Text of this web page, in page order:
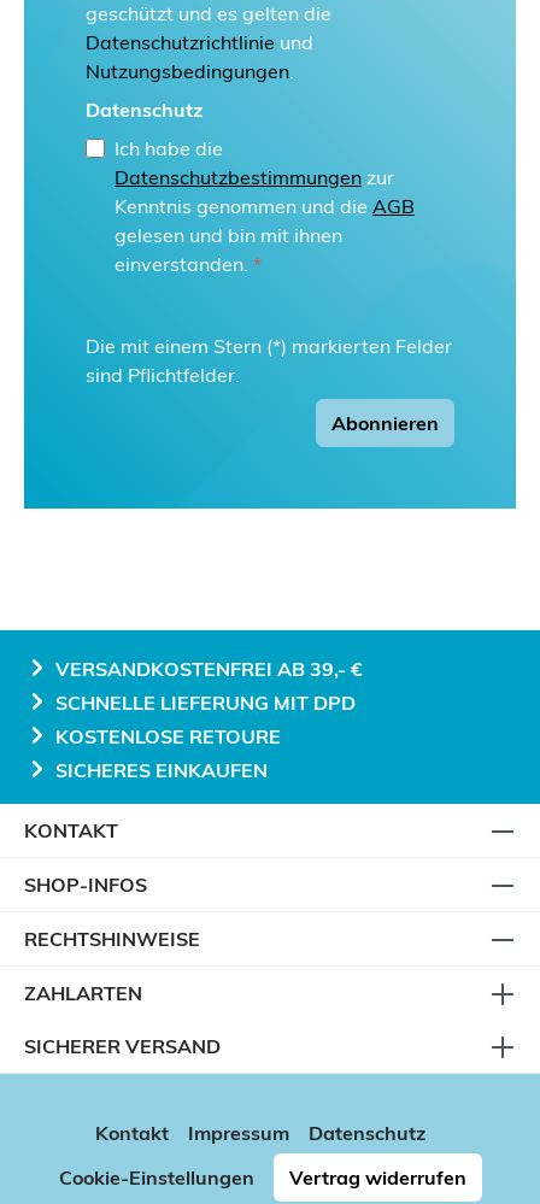
geschützt und es gelten die
Datenschutzrichtlinie und
Nutzungsbedingungen.
Datenschutz
Ich habe die
Datenschutzbestimmungen zur
Kenntnis genommen und die AGB
gelesen und bin mit ihnen
einverstanden. *
Die mit einem Stern (*) markierten Felder
sind Pflichtfelder.
Abonnieren
VERSANDKOSTENFREI AB 39,- €
SCHNELLE LIEFERUNG MIT DPD
KOSTENLOSE RETOURE
SICHERES EINKAUFEN
KONTAKT
SHOP-INFOS
RECHTSHINWEISE
ZAHLARTEN
SICHERER VERSAND
Kontakt Impressum
Datenschutz
Cookie-Einstellungen
Vertrag widerrufen